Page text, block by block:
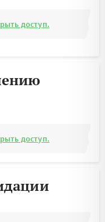
доступ.
доступ.